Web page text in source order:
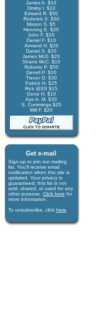
James A. $10
Dmitry I. $10
Edward R. $50
Roderick S. $30
Mason S. $5
Henning E. $20
John F. $20
Daniel F. $10
Armand H. $20
Daniel S. $20
James McD. $20
Shane McC. $10
Roberto P. $50
Derrell P. $20
Trevor O. $30
Patrick H. $25
Rick @SS $15
Gene H. $10
Aye A. M. $33
S. Cummings $25
Will F. $20
Get e-mail
Sign-up to join our mail­ing
list. You'll receive e­mail
notification when this site is
updated. Your privacy is
guaran­teed; this list is not
sold, shared, or used for any
other purpose. Click here for
more infor­mation.
To unsubscribe, click here